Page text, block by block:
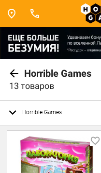
Horrible Games
13 товаров
Horrible Games